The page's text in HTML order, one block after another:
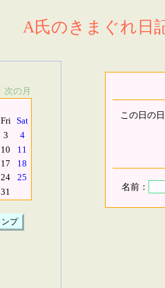
A氏のきまぐれ日
次の月
Fri Sat
3
4
10
11
17
18
24
25
31
この日の
名前：